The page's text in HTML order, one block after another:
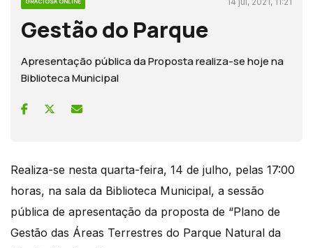
Gestão do Parque
Apresentação pública da Proposta realiza-se hoje na
Biblioteca Municipal
Realiza-se nesta quarta-feira, 14 de julho, pelas 17:00
horas, na sala da Biblioteca Municipal, a sessão
pública de apresentação da proposta de “Plano de
Gestão das Áreas Terrestres do Parque Natural da